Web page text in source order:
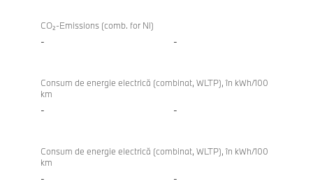
CO₂-Emissions (comb. for NI)
- -
Consum de energie electrică (combinat, WLTP), în kWh/100
km
- -
Consum de energie electrică (combinat, WLTP), în kWh/100
km
- -